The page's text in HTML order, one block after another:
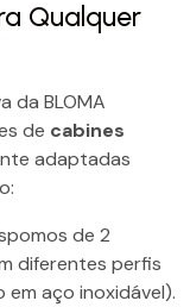
Qualquer
da BLOMA
de cabines
adaptadas
de 2
diferentes perfis
aço inoxidável).